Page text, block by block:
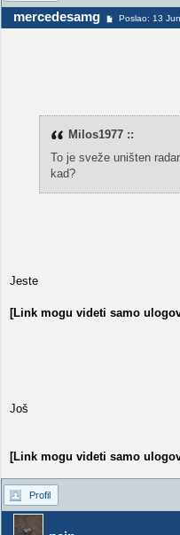
mercedesamg Poslao: 13
Milos1977 ::
To je sveže uništen
kad?
Jeste
[Link mogu videti samo
Još
[Link mogu videti samo
Profil